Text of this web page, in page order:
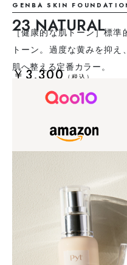
GENBA SKIN
23 NATURAL
［健康的な肌トーン］標準
トーン。過度な黄みを抑
肌へ整える定番カラー。
￥3,300 （税込）